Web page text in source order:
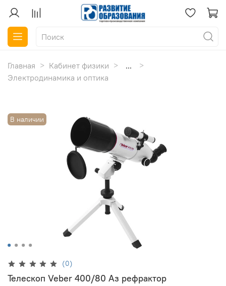
Главная Кабинет физики
...
Электродинамика и оптика
В наличии
(0)
Телескоп Veber 400/80 Аз рефрактор